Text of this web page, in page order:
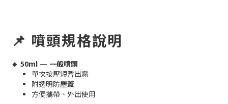
📌 噴頭規格說明
🔸 50ml — 一般噴頭
單次按壓短暫出霧
附透明防塵蓋
方便攜帶、外出使用